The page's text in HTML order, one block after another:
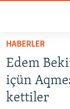
Esas
qaytmaq
Baş
navigatsiyağa
qaytmaq
HABERLER
İQTİSADİYAT
HABERLER
Edem
içün
kettiler